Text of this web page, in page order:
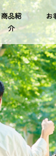
商品紹
介
お